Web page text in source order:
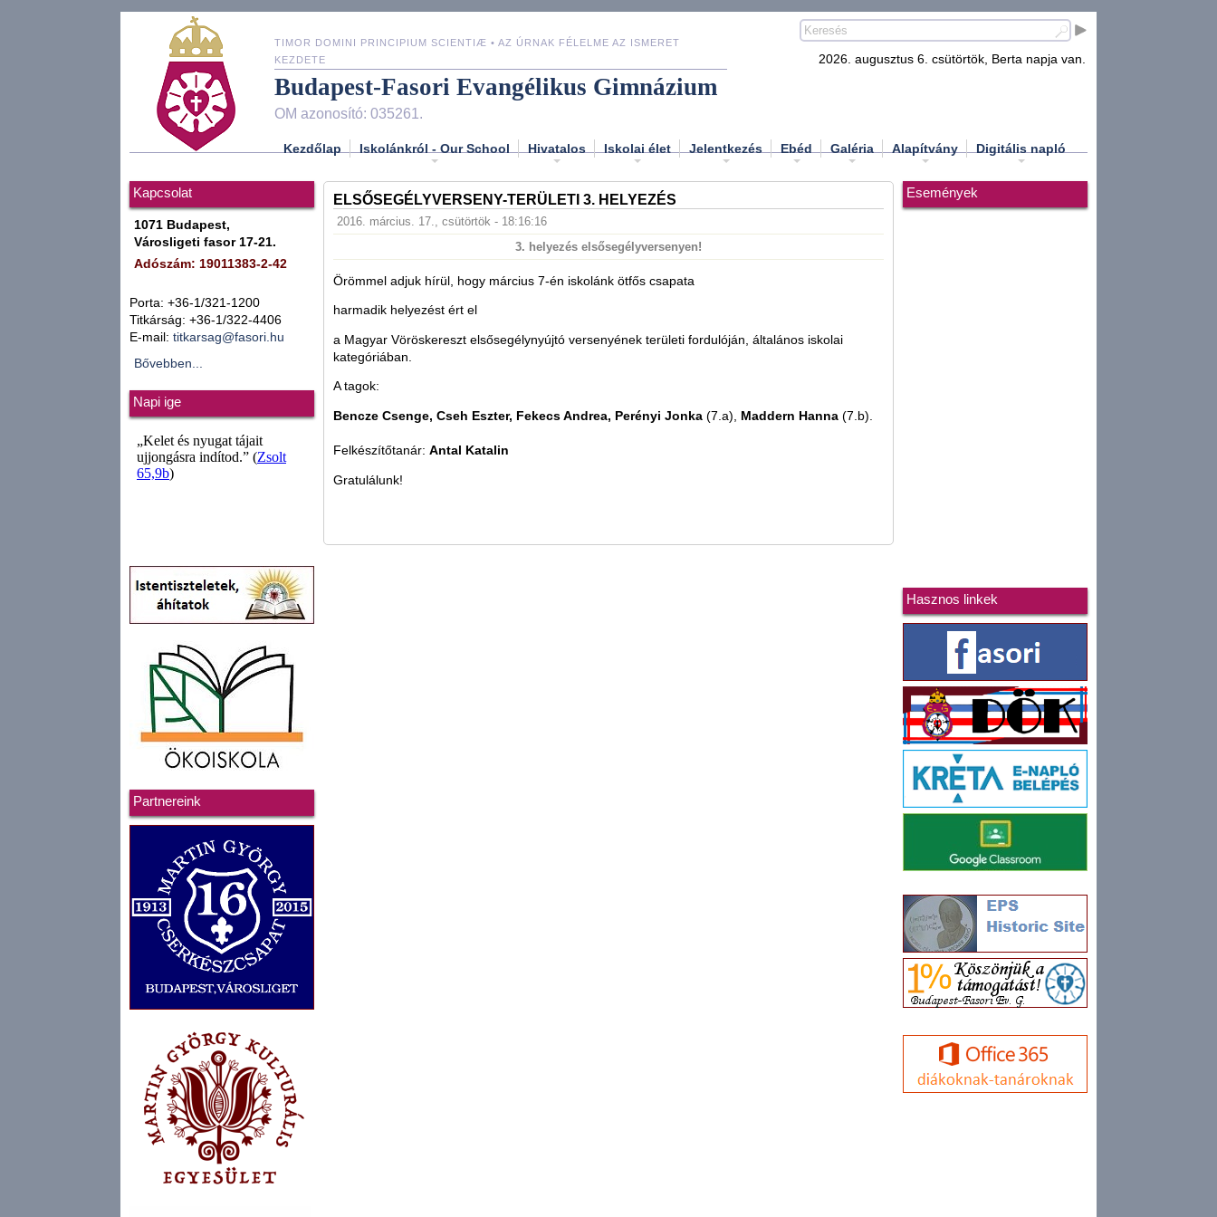
TIMOR DOMINI PRINCIPIUM SCIENTIÆ • AZ ÚRNAK FÉLELME AZ ISMERET
KEZDETE
Budapest-Fasori Evangélikus Gimnázium
OM azonosító: 035261.
2026. augusztus 6. csütörtök, Berta napja van.
Kezdőlap Iskolánkról - Our School Hivatalos Iskolai élet Jelentkezés Ebéd Galéria Alapítvány Digitális napló
Kapcsolat
1071 Budapest,
Városligeti fasor 17-21.
Adószám: 19011383-2-42
Porta: +36-1/321-1200
Titkárság: +36-1/322-4406
E-mail: titkarsag@fasori.hu
Bővebben...
Napi ige
Partnereink
ELSŐSEGÉLYVERSENY-TERÜLETI 3. HELYEZÉS
2016. március. 17., csütörtök - 18:16:16
3. helyezés elsősegélyversenyen!
Örömmel adjuk hírül, hogy március 7-én iskolánk ötfős csapata
harmadik helyezést ért el
a Magyar Vöröskereszt elsősegélynyújtó versenyének területi fordulóján, általános iskolai
kategóriában.
A tagok:
Bencze Csenge, Cseh Eszter, Fekecs Andrea, Perényi Jonka (7.a), Maddern Hanna (7.b).
Felkészítőtanár: Antal Katalin
Gratulálunk!
Események
Hasznos linkek